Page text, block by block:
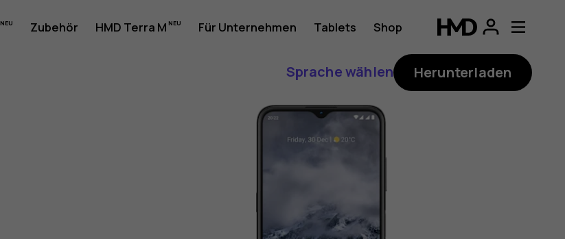
Zubehör HMD Terra M Für Unternehmen Tablets Shop
Sprache wählen Herunterladen